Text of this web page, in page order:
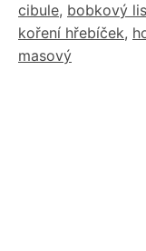
cibule, bobkový
koření hřebíček,
masový